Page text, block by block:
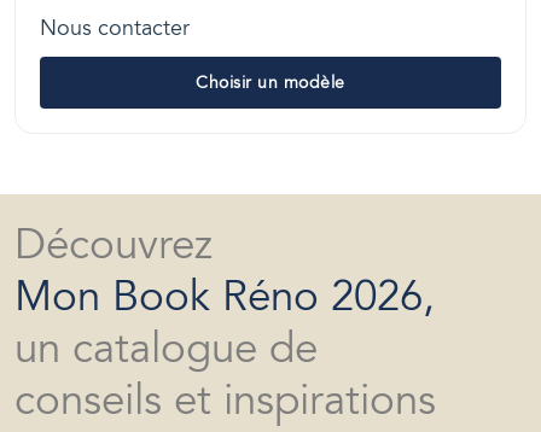
Nous contacter
Choisir un modèle
Découvrez
Mon Book Réno 2026,
un catalogue de
conseils et inspirations